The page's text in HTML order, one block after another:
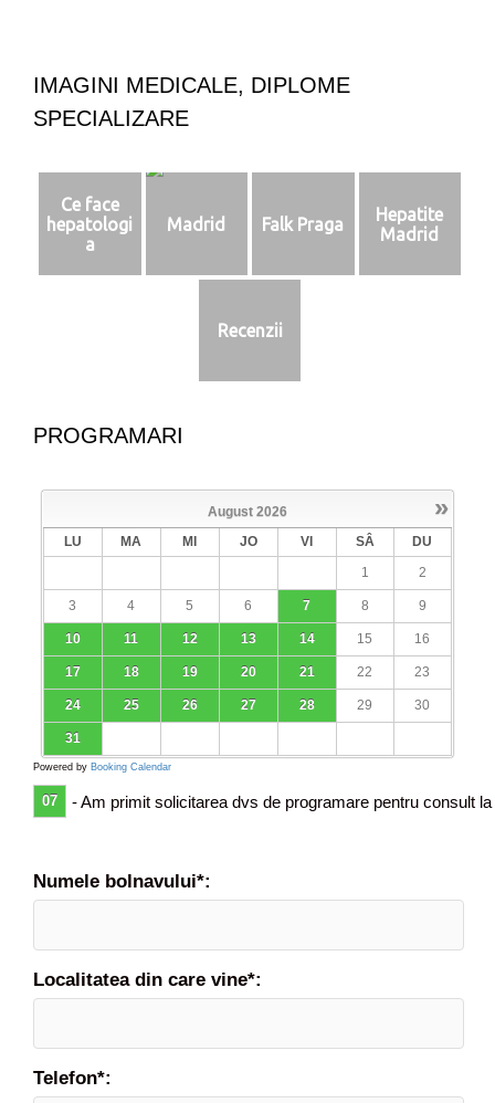
t
i
i
s
n
r
o
IMAGINI MEDICALE, DIPLOME
SPECIALIZARE
Ce face
hepatologi
a
Madrid Falk Praga
Hepatite
Madrid
Recenzii
PROGRAMARI
»
August 2026
LU
MA MI JO VI SÂ
DU
1
2
3 4 5 6 7 8 9
10 11 12 13 14 15 16
17 18 19 20 21 22 23
24 25 26 27 28 29 30
31
Powered by Booking Calendar
07 - Am primit solicitarea dvs de programare pentru consult
Numele bolnavului*:
Localitatea din care vine*:
Telefon*: